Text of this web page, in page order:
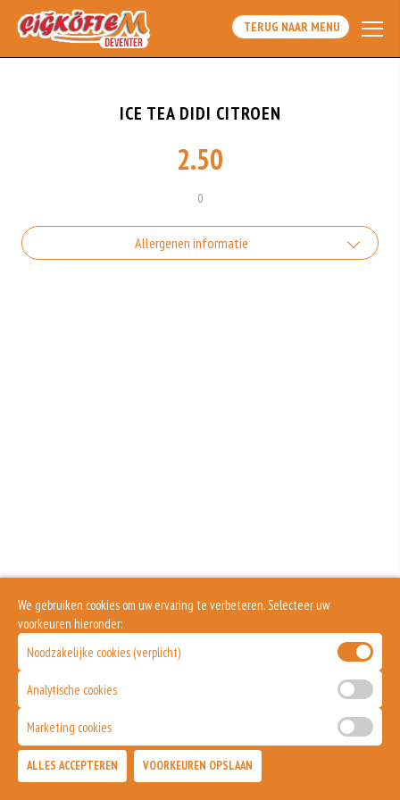
TERUG NAAR MENU
ICE TEA DIDI CITROEN
2.50
0
Allergenen informatie
We gebruiken cookies om uw ervaring te verbeteren. Selecteer uw
voorkeuren hieronder:
Noodzakelijke cookies (verplicht)
Analytische cookies
Marketing cookies
ALLES ACCEPTEREN VOORKEUREN OPSLAAN